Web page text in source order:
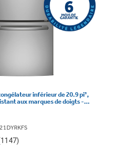
inférieur de 20.9 pi³,
aux marques de doigts -